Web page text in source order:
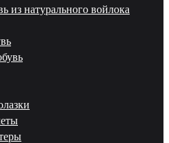
из натурального войлока